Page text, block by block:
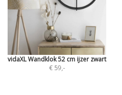
vidaXL Wandklok 52 cm ijzer zwart
€ 59,-